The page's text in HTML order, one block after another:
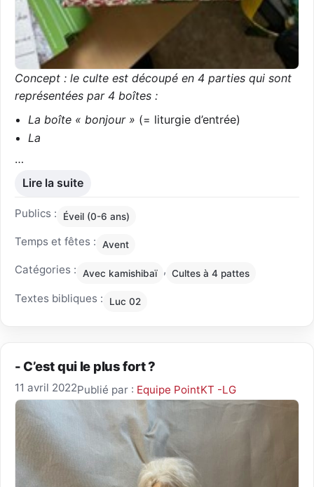
Concept : le culte est découpé en 4 parties qui sont
représentées par 4 boîtes :
La boîte « bonjour » (= liturgie d’entrée)
La
…
Lire la suite
Publics : Éveil (0-6 ans)
Temps et fêtes : Avent
Catégories : Avec kamishibaï , Cultes à 4 pattes
Textes bibliques : Luc 02
- C’est qui le plus fort ?
11 avril 2022Publié par : Equipe PointKT -LG